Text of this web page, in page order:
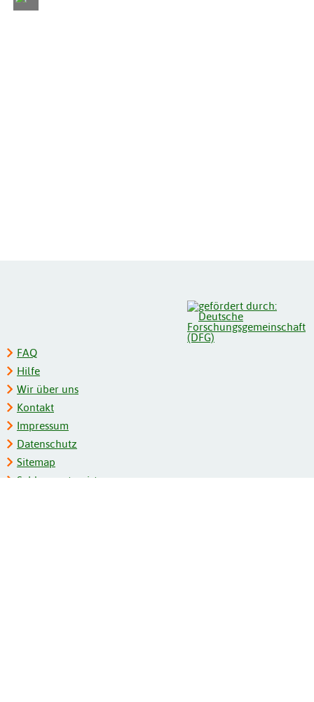
FAQ
Hilfe
Wir über uns
Kontakt
Impressum
Datenschutz
Sitemap
Schlagwortregister